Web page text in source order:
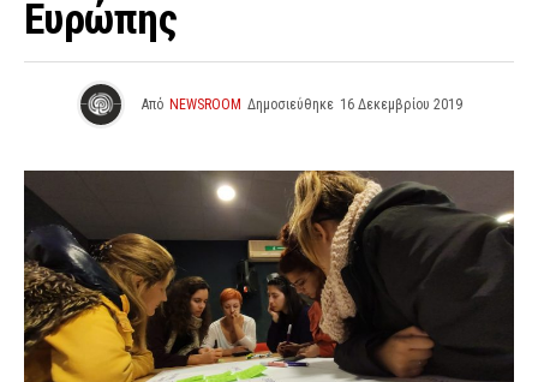
Ευρώπης
Από NEWSROOM Δημοσιεύθηκε 16 Δεκεμβρίου 2019